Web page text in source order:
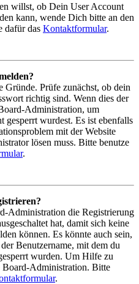
willst, ob Dein User Account
kann, wende Dich bitte an den
dafür das Kontaktformular.
Prüfe zunächst, ob dein
richtig sind. Wenn dies der
Administration, um
gesperrt wurdest. Es ist ebenfalls
mit der Website
lösen muss. Bitte benutze
.
Administration die Registrierung
hat, damit sich keine
können. Es könnte auch sein,
Benutzername, mit dem du
wurden. Um Hilfe zu
Board-Administration. Bitte
.